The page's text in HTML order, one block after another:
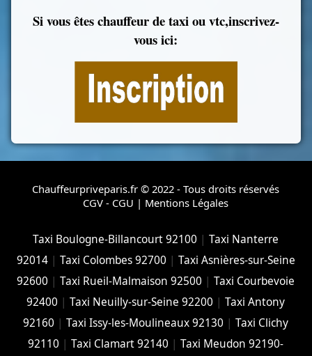
Si vous êtes chauffeur de taxi ou vtc,inscrivez-
vous ici:
Chauffeurpriveparis.fr © 2022 - Tous droits réservés
CGV - CGU | Mentions Légales
Taxi Boulogne-Billancourt 92100 |Taxi Nanterre
92014| Taxi Colombes 92700 | Taxi Asnières-sur-Seine
92600 |Taxi Rueil-Malmaison 92500 |Taxi Courbevoie
92400 |Taxi Neuilly-sur-Seine 92200 |Taxi Antony
92160 |Taxi Issy-les-Moulineaux 92130 |Taxi Clichy
92110 |Taxi Clamart 92140 |Taxi Meudon 92190-